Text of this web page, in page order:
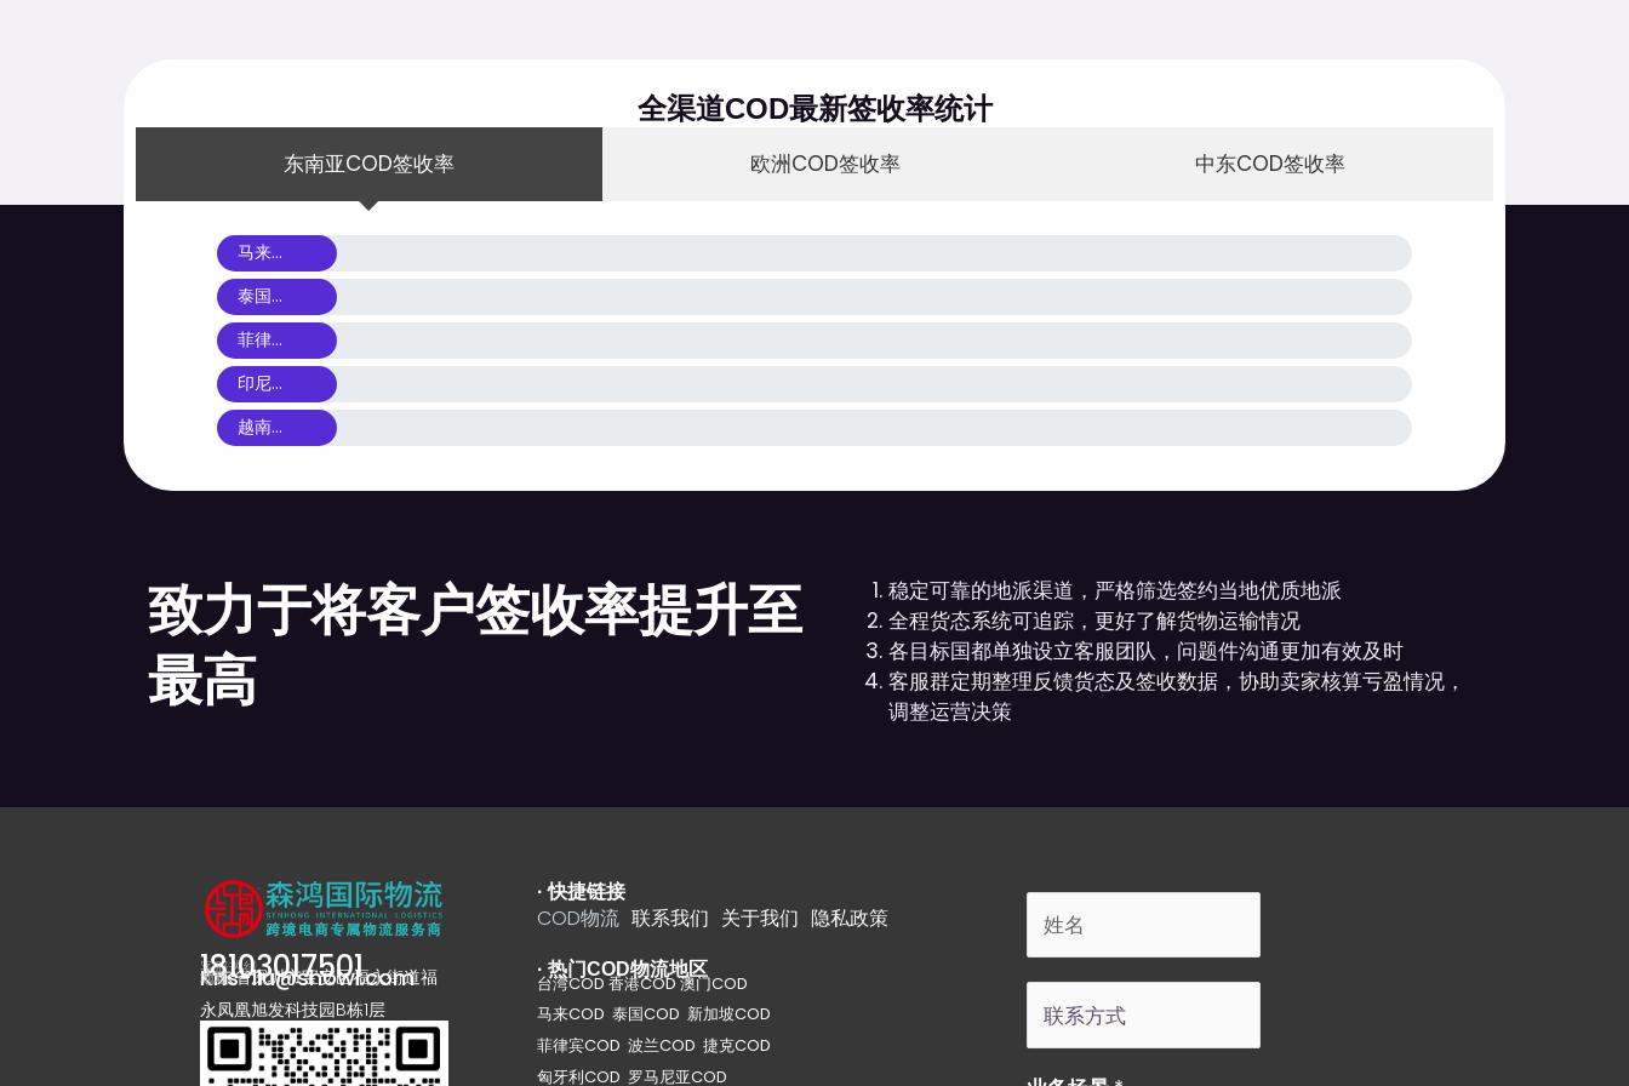
全渠道COD最新签收率统计
东南亚COD签收率 欧洲COD签收率 中东COD签收率
马来西亚COD签收率
泰国COD签收率
菲律宾COD签收率
印尼COD签收率
越南COD签收率
致力于将客户签收率提升至
最高
稳定可靠的地派渠道，严格筛选签约当地优质地派
全程货态系统可追踪，更好了解货物运输情况
各目标国都单独设立客服团队，问题件沟通更加有效及时
客服群定期整理反馈货态及签收数据，协助卖家核算亏盈情况，
调整运营决策
客服热线
18103017501
邮箱
Kris-liu@showl.com
地址
广东省深圳市宝安区福永街道福
永凤凰旭发科技园B栋1层
·快捷链接
COD物流 联系我们 关于我们 隐私政策
· 热门COD物流地区
台湾COD 香港COD 澳门COD
马来COD 泰国COD 新加坡COD
菲律宾COD 波兰COD 捷克COD
匈牙利COD 罗马尼亚COD